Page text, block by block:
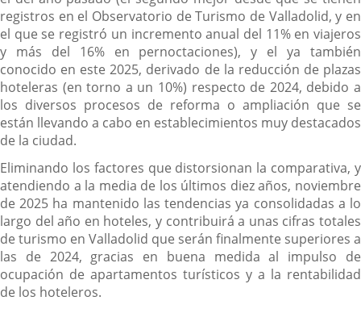
registros en el Observatorio de Turismo de Valladolid, y en
el que se registró un incremento anual del 11% en viajeros
y más del 16% en pernoctaciones), y el ya también
conocido en este 2025, derivado de la reducción de plazas
hoteleras (en torno a un 10%) respecto de 2024, debido a
los diversos procesos de reforma o ampliación que se
están llevando a cabo en establecimientos muy destacados
de la ciudad.
Eliminando los factores que distorsionan la comparativa, y
atendiendo a la media de los últimos diez años, noviembre
de 2025 ha mantenido las tendencias ya consolidadas a lo
largo del año en hoteles, y contribuirá a unas cifras totales
de turismo en Valladolid que serán finalmente superiores a
las de 2024, gracias en buena medida al impulso de
ocupación de apartamentos turísticos y a la rentabilidad
de los hoteleros.